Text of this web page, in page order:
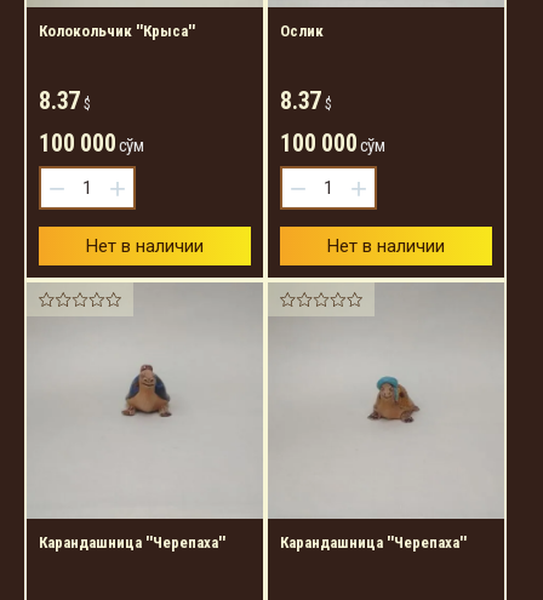
Колокольчик ''Крыса''
8.37 $
100 000сўм
− +
Нет в наличии
Ослик
8.37 $
100 000сўм
− +
Нет в наличии
Карандашница ''Черепаха'' Карандашница ''Черепаха''